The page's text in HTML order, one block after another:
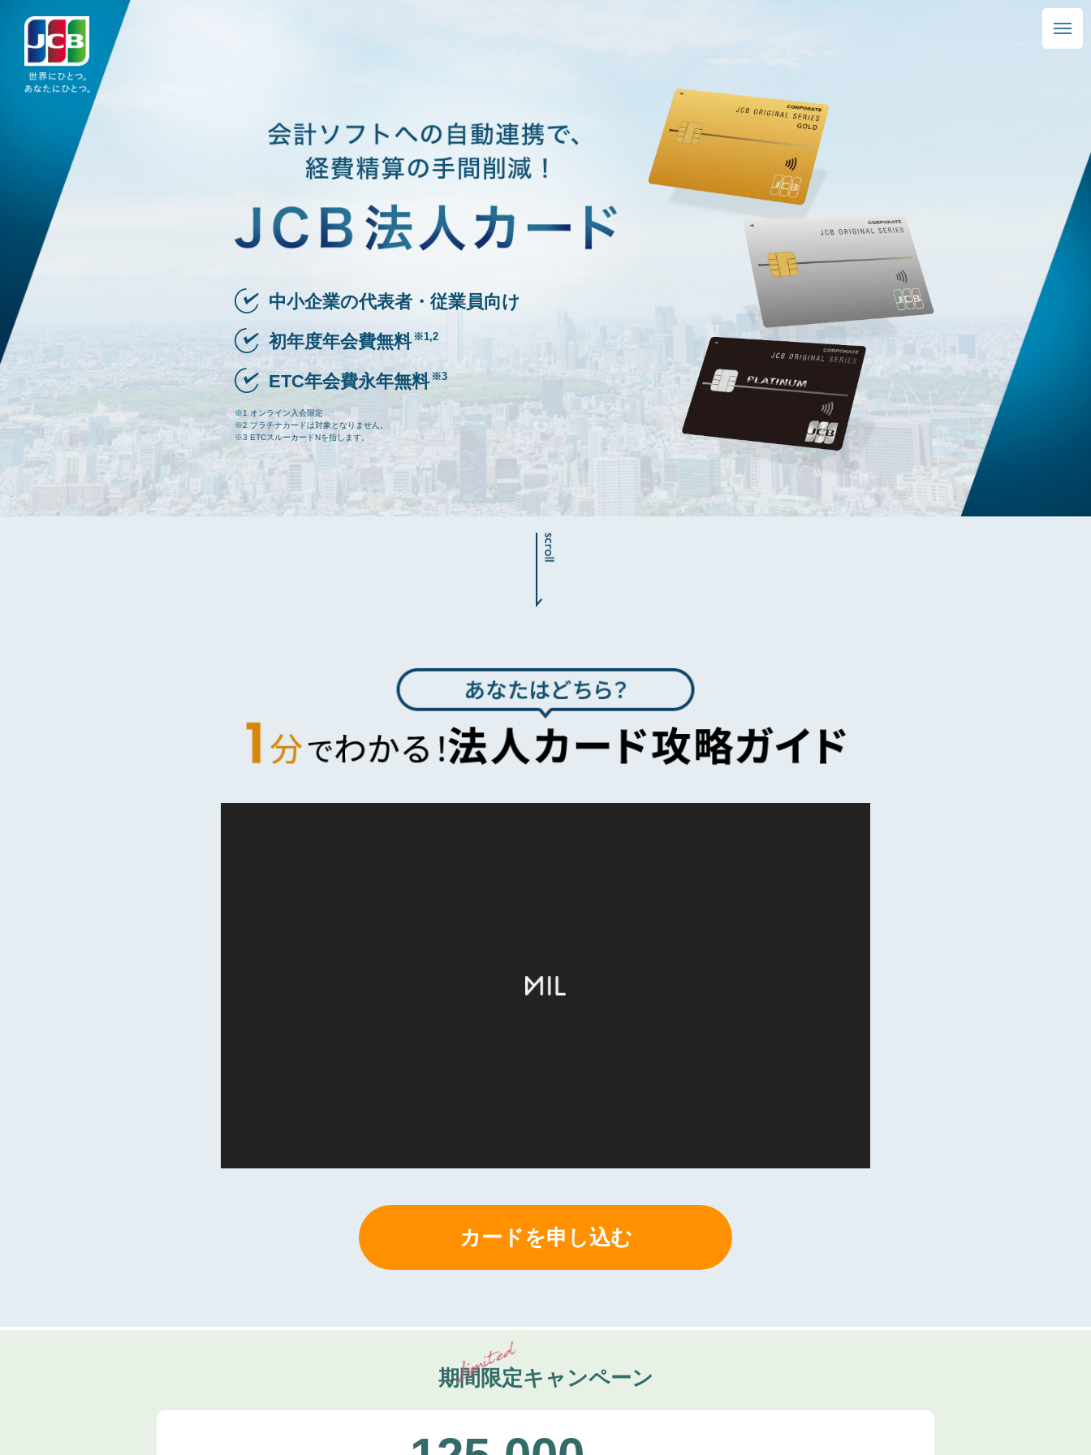
中小企業の代表者・従業員向け
初年度年会費無料 ※1,2
ETC年会費永年無料 ※3
※1 オンライン入会限定
※2 プラチナカードは対象となりません。
※3 ETCスルーカードNを指します。
カードを申し込む
期間限定キャンペーン